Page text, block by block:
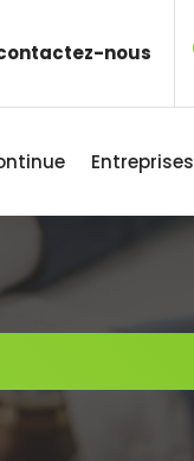
nous
Entreprises